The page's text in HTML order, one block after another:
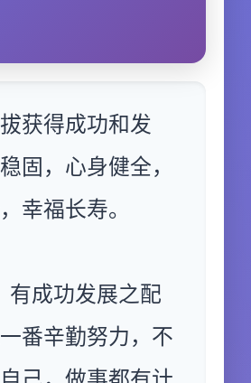
获得成功和发
固，心身健全，
幸福长寿。
有成功发展之配
番辛勤努力，不